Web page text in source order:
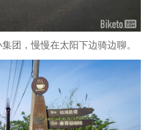
团，慢慢在太阳下边骑边聊。